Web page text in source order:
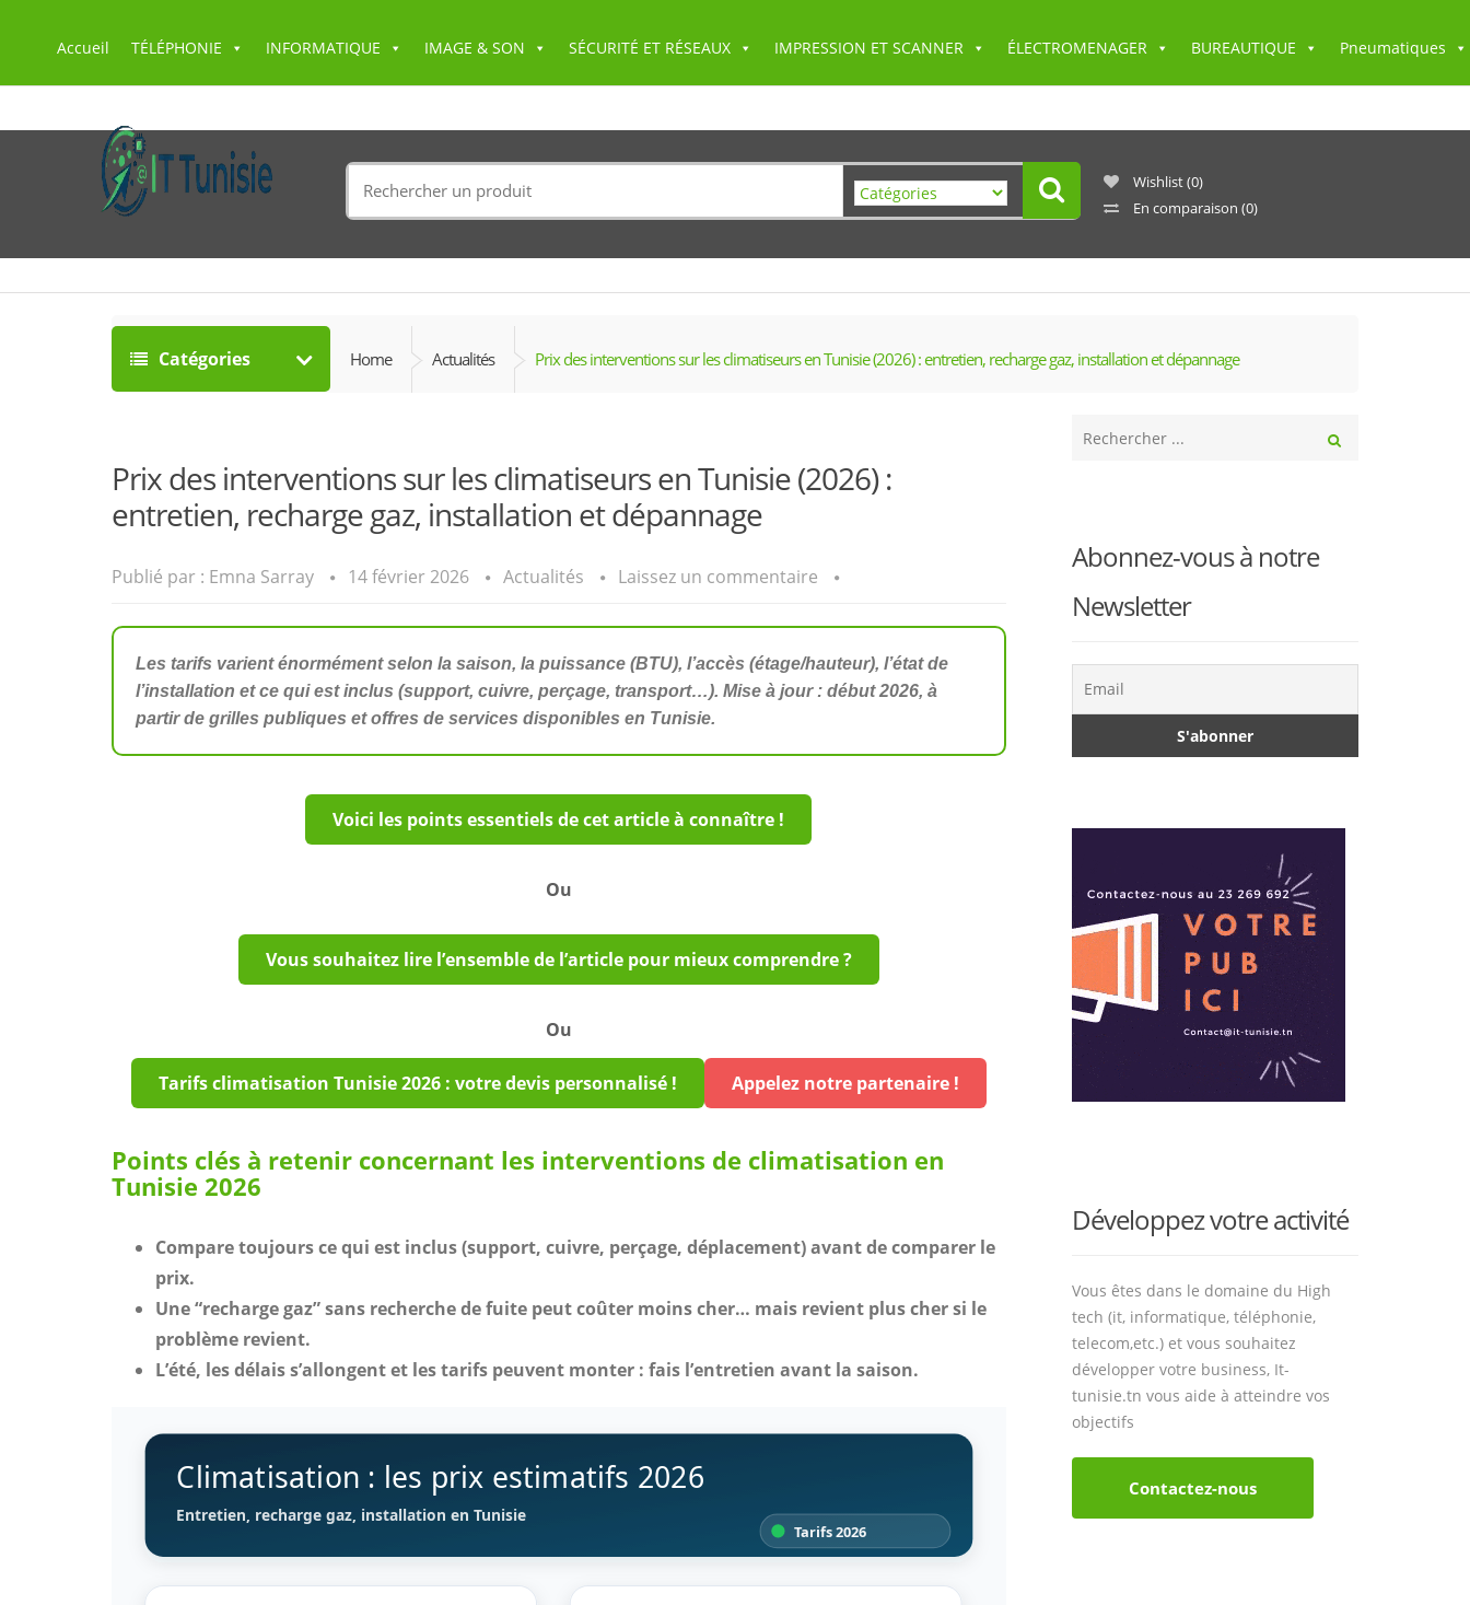
Accueil TÉLÉPHONIE INFORMATIQUE IMAGE & SON SÉCURITÉ ET RÉSEAUX IMPRESSION ET SCANNER ÉLECTROMENAGER BUREAUTIQUE Pneumatiques
for:
Wishlist(0)
En comparaison (0)
Catégories Home Actualités Prix des interventions sur les climatiseurs en Tunisie (2026) : entretien, recharge gaz, installation et dépannage
Prix des interventions sur les climatiseurs en Tunisie (2026) :
entretien, recharge gaz, installation et dépannage
Publié par : Emna Sarray 14 février 2026 Actualités Laissez un commentaire
Les tarifs varient énormément selon la saison, la puissance (BTU), l’accès (étage/hauteur), l’état de
l’installation et ce qui est inclus (support, cuivre, perçage, transport…). Mise à jour : début 2026, à
partir de grilles publiques et offres de services disponibles en Tunisie.
Voici les points essentiels de cet article à connaître !
Ou
Vous souhaitez lire l’ensemble de l’article pour mieux comprendre ?
Ou
Tarifs climatisation Tunisie 2026 : votre devis personnalisé ! Appelez notre partenaire !
Points clés à retenir concernant les interventions de climatisation en
Tunisie 2026
Compare toujours ce qui est inclus (support, cuivre, perçage, déplacement) avant de comparer le
prix.
Une “recharge gaz” sans recherche de fuite peut coûter moins cher… mais revient plus cher si le
problème revient.
L’été, les délais s’allongent et les tarifs peuvent monter : fais l’entretien avant la saison.
Climatisation : les prix estimatifs 2026
Entretien, recharge gaz, installation en Tunisie
Tarifs 2026
Abonnez-vous à notre
Newsletter
Développez votre activité
Vous êtes dans le domaine du High
tech (it, informatique, téléphonie,
telecom,etc.) et vous souhaitez
développer votre business, It-
tunisie.tn vous aide à atteindre vos
objectifs
Contactez-nous